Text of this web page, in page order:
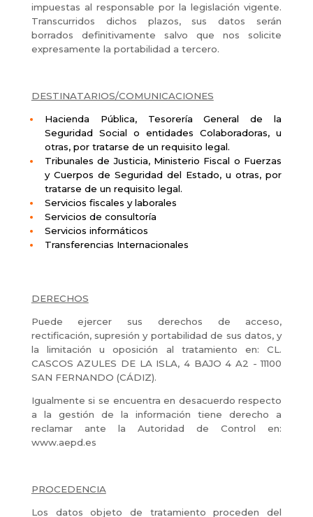
impuestas al responsable por la legislación vigente.
Transcurridos dichos plazos, sus datos serán
borrados definitivamente salvo que nos solicite
expresamente la portabilidad a tercero.
DESTINATARIOS/COMUNICACIONES
Hacienda Pública, Tesorería General de la
Seguridad Social o entidades Colaboradoras, u
otras, por tratarse de un requisito legal.
Tribunales de Justicia, Ministerio Fiscal o Fuerzas
y Cuerpos de Seguridad del Estado, u otras, por
tratarse de un requisito legal.
Servicios fiscales y laborales
Servicios de consultoría
Servicios informáticos
Transferencias Internacionales
DERECHOS
Puede ejercer sus derechos de acceso,
rectificación, supresión y portabilidad de sus datos, y
la limitación u oposición al tratamiento en: CL.
CASCOS AZULES DE LA ISLA, 4 BAJO 4 A2 - 11100
SAN FERNANDO (CÁDIZ).
Igualmente si se encuentra en desacuerdo respecto
a la gestión de la información tiene derecho a
reclamar ante la Autoridad de Control en:
www.aepd.es
PROCEDENCIA
Los datos objeto de tratamiento proceden del